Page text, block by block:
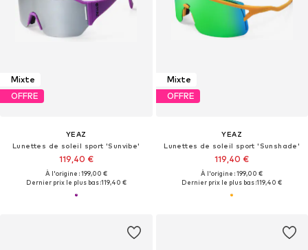
Mixte
OFFRE
YEAZ
Lunettes de soleil sport 'Sunvibe'
119,40 €
À l'origine : 199,00 €
Dernier prix le plus bas :119,40 €
Mixte
OFFRE
YEAZ
Lunettes de soleil sport 'Sunshade'
119,40 €
À l'origine : 199,00 €
Dernier prix le plus bas :119,40 €